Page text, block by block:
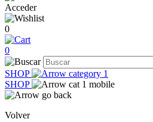
Acceder
0
0
SHOP
SHOP
Volver